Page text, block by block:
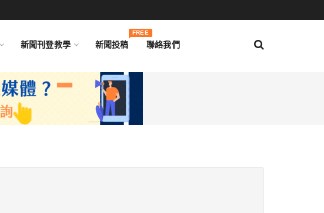
新聞刊登教學 新聞投稿
FREE
聯絡我們